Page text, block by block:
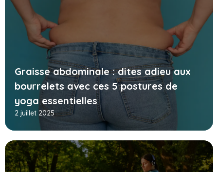
Graisse abdominale : dites adieu aux
bourrelets avec ces 5 postures de
yoga essentielles
2 juillet 2025